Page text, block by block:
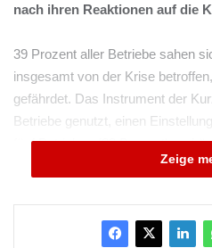
nach ihren Reaktionen auf die
39 Prozent aller Betriebe sahen
insgesamt von der Krise
gefährdet. Das Instrument der
Betriebe genutzt, einen
fünf Betrieben (83 Prozent)
weiter. Die Wirtschaftskrise
der Krise betroffen.
Zeige